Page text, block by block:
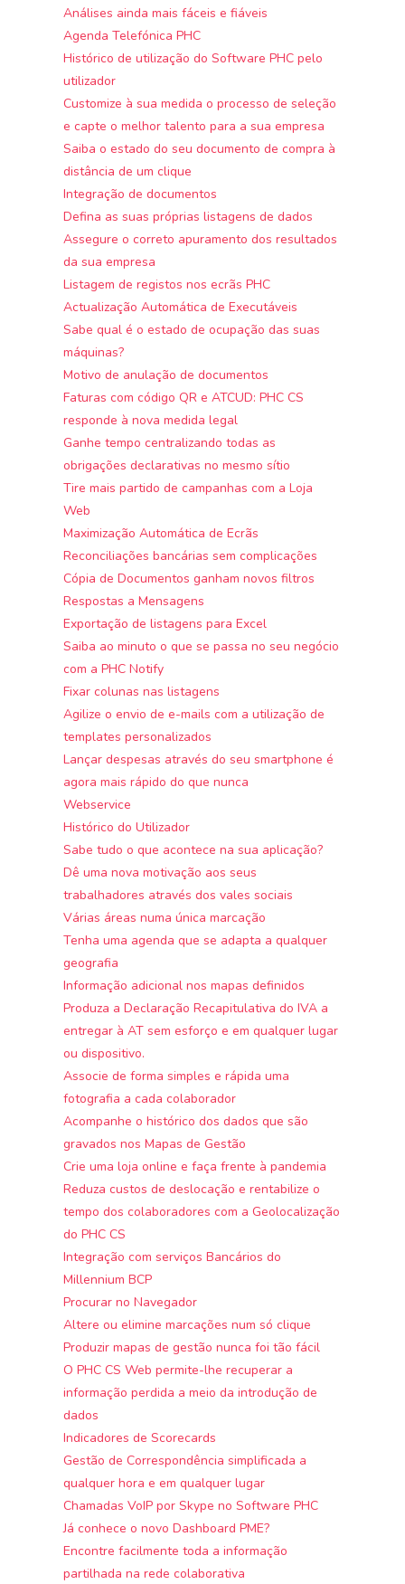
Análises ainda mais fáceis e fiáveis
Agenda Telefónica PHC
Histórico de utilização do Software PHC pelo
utilizador
Customize à sua medida o processo de seleção
e capte o melhor talento para a sua empresa
Saiba o estado do seu documento de compra à
distância de um clique
Integração de documentos
Defina as suas próprias listagens de dados
Assegure o correto apuramento dos resultados
da sua empresa
Listagem de registos nos ecrãs PHC
Actualização Automática de Executáveis
Sabe qual é o estado de ocupação das suas
máquinas?
Motivo de anulação de documentos
Faturas com código QR e ATCUD: PHC CS
responde à nova medida legal
Ganhe tempo centralizando todas as
obrigações declarativas no mesmo sítio
Tire mais partido de campanhas com a Loja
Web
Maximização Automática de Ecrãs
Reconciliações bancárias sem complicações
Cópia de Documentos ganham novos filtros
Respostas a Mensagens
Exportação de listagens para Excel
Saiba ao minuto o que se passa no seu negócio
com a PHC Notify
Fixar colunas nas listagens
Agilize o envio de e-mails com a utilização de
templates personalizados
Lançar despesas através do seu smartphone é
agora mais rápido do que nunca
Webservice
Histórico do Utilizador
Sabe tudo o que acontece na sua aplicação?
Dê uma nova motivação aos seus
trabalhadores através dos vales sociais
Várias áreas numa única marcação
Tenha uma agenda que se adapta a qualquer
geografia
Informação adicional nos mapas definidos
Produza a Declaração Recapitulativa do IVA a
entregar à AT sem esforço e em qualquer lugar
ou dispositivo.
Associe de forma simples e rápida uma
fotografia a cada colaborador
Acompanhe o histórico dos dados que são
gravados nos Mapas de Gestão
Crie uma loja online e faça frente à pandemia
Reduza custos de deslocação e rentabilize o
tempo dos colaboradores com a Geolocalização
do PHC CS
Integração com serviços Bancários do
Millennium BCP
Procurar no Navegador
Altere ou elimine marcações num só clique
Produzir mapas de gestão nunca foi tão fácil
O PHC CS Web permite-lhe recuperar a
informação perdida a meio da introdução de
dados
Indicadores de Scorecards
Gestão de Correspondência simplificada a
qualquer hora e em qualquer lugar
Chamadas VoIP por Skype no Software PHC
Já conhece o novo Dashboard PME?
Encontre facilmente toda a informação
partilhada na rede colaborativa